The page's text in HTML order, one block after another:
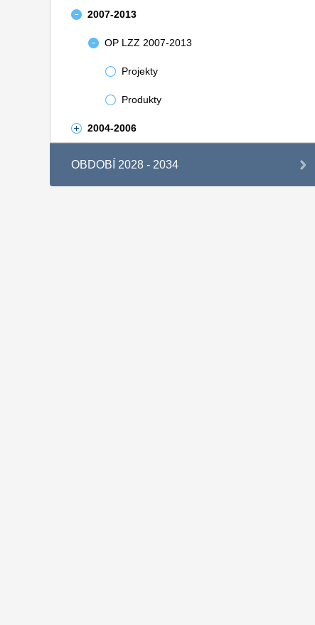
2007-2013
OP LZZ 2007-2013
Projekty
Produkty
2004-2006
OBDOBÍ 2028 - 2034